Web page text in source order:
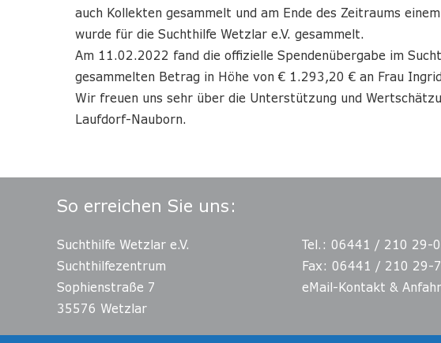
auch Kollekten gesammelt und am Ende des Zeitraums
wurde für die Suchthilfe Wetzlar e.V. gesammelt.
Am 11.02.2022 fand die offizielle Spendenübergabe im
gesammelten Betrag in Höhe von € 1.293,20 € an Frau
Wir freuen uns sehr über die Unterstützung und
Laufdorf-Nauborn.
So erreichen Sie uns:
Suchthilfe Wetzlar e.V.
Suchthilfezentrum
Sophienstraße 7
35576 Wetzlar
Tel.: 06441 / 210 29-0
Fax: 06441 / 210 29-
eMail-Kontakt &